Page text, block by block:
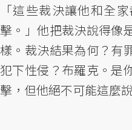
「這些裁決讓他和全
擊。」他把裁決說得像
樣。裁決結果為何？有
犯下性侵？布羅克。是
擊，但他絕不可能這麼